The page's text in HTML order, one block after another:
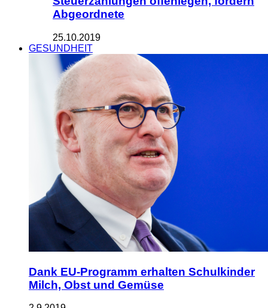
Abgeordnete
25.10.2019
GESUNDHEIT
Dank EU-Programm erhalten Schulkinder
Milch, Obst und Gemüse